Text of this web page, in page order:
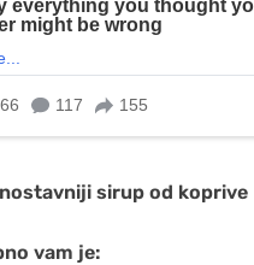
sirup od koprive
vam je: